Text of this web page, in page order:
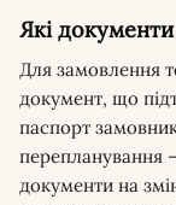
Які
Для замовлення
документ, що
паспорт
перепланування
документи на